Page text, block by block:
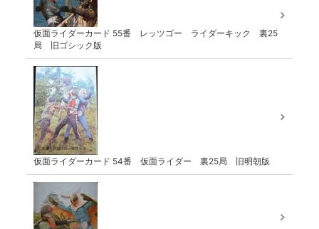
仮面ライダーカード 55番 レッツゴー ライダーキック 裏25
局 旧ゴシック版
仮面ライダーカード 54番 仮面ライダー 裏25局 旧明朝版